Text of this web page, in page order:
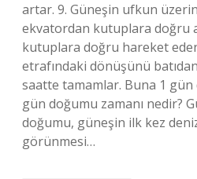
artar. 9. Güneşin ufkun
ekvatordan kutuplara doğru
kutuplara doğru hareket
etrafındaki dönüşünü
saatte tamamlar. Buna 1 gün
gün doğumu zamanı nedir?
doğumu, güneşin ilk kez
görünmesi…